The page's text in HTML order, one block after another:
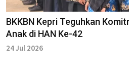
BKKBN Kepri Teguhkan
Anak di HAN Ke-42
24 Jul 2026